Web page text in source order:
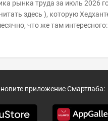
Хедхантер
что же там интересного:
приложение Смартлаба: